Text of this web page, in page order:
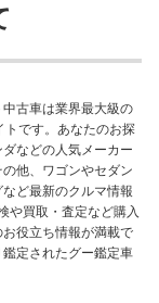
古車は業界最大級の
トです。あなたのお探
などの人気メーカー
他、ワゴンやセダン
ど最新のクルマ情報
や買取・査定など購入
役立ち情報が満載で
定されたグー鑑定車